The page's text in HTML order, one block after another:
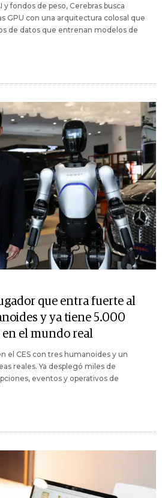
fondos de peso, Cerebras busca
GPU con una arquitectura colosal que
de datos que entrenan modelos de
que entra fuerte al
y ya tiene 5.000
el mundo real
el CES con tres humanoides y un
reales. Ya desplegó miles de
eventos y operativos de